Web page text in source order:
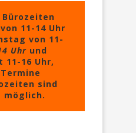
11-14 Uhr
von 11-
Uhrund
16 Uhr,
sind
möglich.